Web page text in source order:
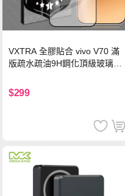
VXTRA 全膠貼合 vivo V70 滿
版疏水疏油9H鋼化頂級玻璃貼
$299